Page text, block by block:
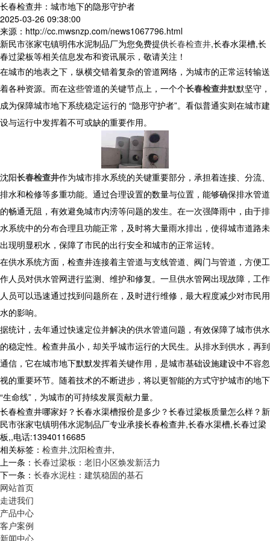
长春检查井：城市地下的隐形守护者​
2025-03-26 09:38:00
来源：http://cc.mwsnzp.com/news1067796.html
新民市张家屯镇明伟水泥制品厂为您免费提供长春检查井,长春水渠槽,长
春过梁板等相关信息发布和资讯展示，敬请关注！
在城市的地表之下，纵横交错着复杂的管道网络，为城市的正常运转输送
着各种资源。而在这些管道的关键节点上，一个个长春检查井默默坚守，
成为保障城市地下系统稳定运行的 “隐形守护者”。看似普通实则在城市建
设与运行中发挥着不可或缺的重要作用。
​ 沈阳长春检查井作为城市排水系统的关键重要部分，承担着连接、分流、
排水和检修等多重功能。通过合理设置的数量与位置，能够确保排水管道
的畅通无阻，有效避免城市内涝等问题的发生。在一次强降雨中，由于排
水系统中的分布合理且功能正常，及时将大量雨水排出，使得城市道路未
出现明显积水，保障了市民的出行安全和城市的正常运转。
​ 在供水系统方面，检查井连接着主管道与支线管道、阀门与管道，方便工
作人员对供水管网进行监测、维护和修复。一旦供水管网出现故障，工作
人员可以迅速通过找到问题所在，及时进行维修，最大程度减少对市民用
水的影响。
据统计，去年通过快速定位并解决的供水管道问题，有效保障了城市供水
的稳定性。​ 检查井虽小，却关乎城市运行的大民生。从排水到供水，再到
通信，它在城市地下默默发挥着关键作用，是城市基础设施建设中不容忽
视的重要环节。随着技术的不断进步，将以更智能的方式守护城市的地下
“生命线”，为城市的可持续发展贡献力量。​
长春检查井哪家好？长春水渠槽报价是多少？长春过梁板质量怎么样？新
民市张家屯镇明伟水泥制品厂专业承接长春检查井,长春水渠槽,长春过梁
板,,电话:13940116685
相关标签： 检查井,沈阳检查井,
上一条： 长春过梁板：老旧小区焕发新活力​
下一条： 长春水泥柱：建筑稳固的基石​
网站首页
走进我们
产品中心
客户案例
新闻中心